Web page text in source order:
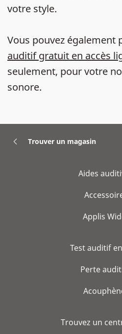
votre style.
Vous pouvez également
auditif gratuit en accès
seulement, pour votre
sonore.
Trouver un magasin
Aides
Applis
Test auditif
Perte
Trouvez un